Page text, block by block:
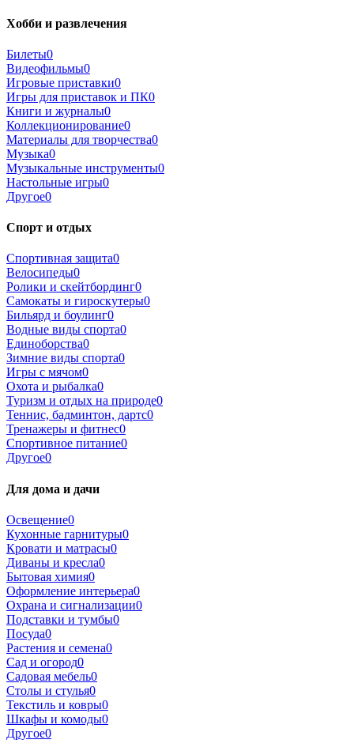
Хобби и развлечения
Билеты0
Видеофильмы0
Игровые приставки0
Игры для приставок и ПК0
Книги и журналы0
Коллекционирование0
Материалы для творчества0
Музыка0
Музыкальные инструменты0
Настольные игры0
Другое0
Спорт и отдых
Спортивная защита0
Велосипеды0
Ролики и скейтбординг0
Самокаты и гироскутеры0
Бильярд и боулинг0
Водные виды спорта0
Единоборства0
Зимние виды спорта0
Игры с мячом0
Охота и рыбалка0
Туризм и отдых на природе0
Теннис, бадминтон, дартс0
Тренажеры и фитнес0
Спортивное питание0
Другое0
Для дома и дачи
Освещение0
Кухонные гарнитуры0
Кровати и матрасы0
Диваны и кресла0
Бытовая химия0
Оформление интерьера0
Охрана и сигнализации0
Подставки и тумбы0
Посуда0
Растения и семена0
Сад и огород0
Садовая мебель0
Столы и стулья0
Текстиль и ковры0
Шкафы и комоды0
Другое0